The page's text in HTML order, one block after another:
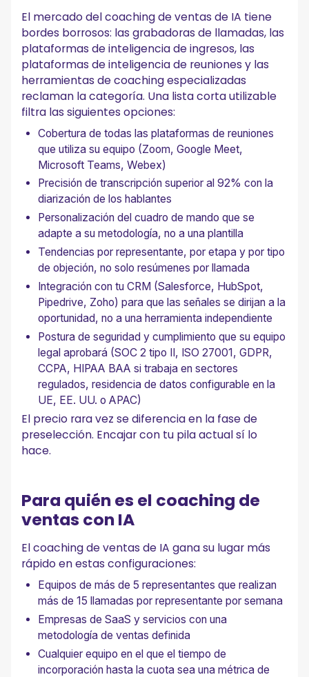
El mercado del coaching de ventas de IA tiene
bordes borrosos: las grabadoras de llamadas, las
plataformas de inteligencia de ingresos, las
plataformas de inteligencia de reuniones y las
herramientas de coaching especializadas
reclaman la categoría. Una lista corta utilizable
filtra las siguientes opciones:
Cobertura de todas las plataformas de reuniones
que utiliza su equipo (Zoom, Google Meet,
Microsoft Teams, Webex)
Precisión de transcripción superior al 92% con la
diarización de los hablantes
Personalización del cuadro de mando que se
adapte a su metodología, no a una plantilla
Tendencias por representante, por etapa y por tipo
de objeción, no solo resúmenes por llamada
Integración con tu CRM (Salesforce, HubSpot,
Pipedrive, Zoho) para que las señales se dirijan a la
oportunidad, no a una herramienta independiente
Postura de seguridad y cumplimiento que su equipo
legal aprobará (SOC 2 tipo II, ISO 27001, GDPR,
CCPA, HIPAA BAA si trabaja en sectores
regulados, residencia de datos configurable en la
UE, EE. UU. o APAC)
El precio rara vez se diferencia en la fase de
preselección. Encajar con tu pila actual sí lo
hace.
Para quién es el coaching de
ventas con IA
El coaching de ventas de IA gana su lugar más
rápido en estas configuraciones:
Equipos de más de 5 representantes que realizan
más de 15 llamadas por representante por semana
Empresas de SaaS y servicios con una
metodología de ventas definida
Cualquier equipo en el que el tiempo de
incorporación hasta la cuota sea una métrica de